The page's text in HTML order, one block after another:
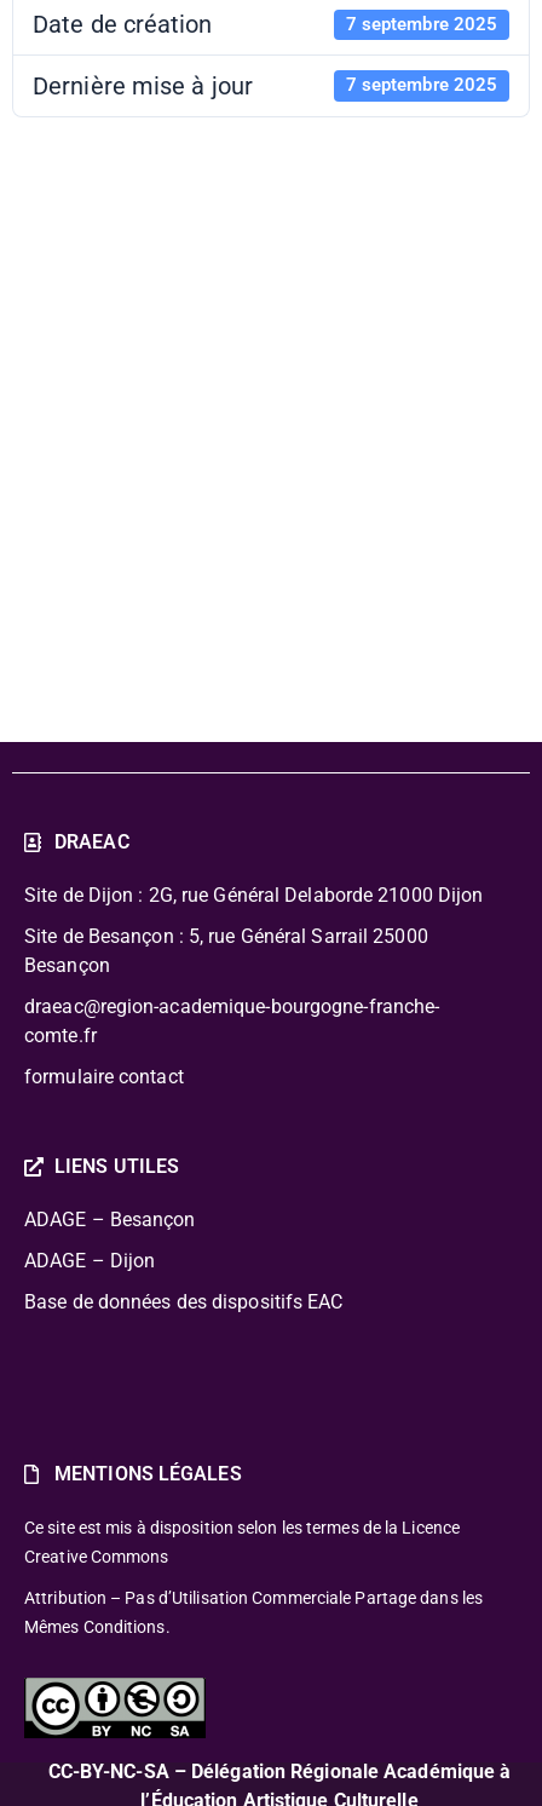
Date de création 7 septembre 2025
Dernière mise à jour 7 septembre 2025
DRAEAC
Site de Dijon : 2G, rue Général Delaborde 21000 Dijon
Site de Besançon : 5, rue Général Sarrail 25000
Besançon
draeac@region-academique-bourgogne-franche-
comte.fr
formulaire contact
LIENS UTILES
ADAGE – Besançon
ADAGE – Dijon
Base de données des dispositifs EAC
MENTIONS LÉGALES
Ce site est mis à disposition selon les termes de la Licence
Creative Commons
Attribution – Pas d’Utilisation Commerciale Partage dans les
Mêmes Conditions.
CC-BY-NC-SA – Délégation Régionale Académique à
l’Éducation Artistique Culturelle